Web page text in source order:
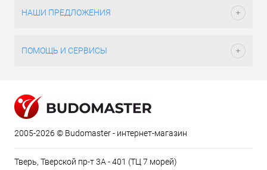
НАШИ ПРЕДЛОЖЕНИЯ
ПОМОЩЬ И СЕРВИСЫ
2005-2026 © Budomaster - интернет-магазин
Тверь, Тверской пр-т 3А - 401 (ТЦ 7 морей)